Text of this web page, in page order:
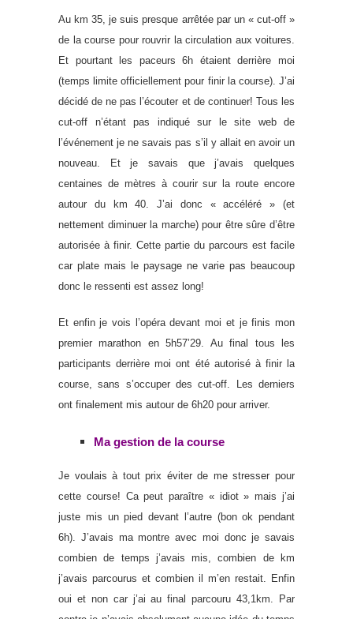
Au km 35, je suis presque arrêtée par un « cut-off »
de la course pour rouvrir la circulation aux voitures.
Et pourtant les paceurs 6h étaient derrière moi
(temps limite officiellement pour finir la course). J’ai
décidé de ne pas l’écouter et de continuer! Tous les
cut-off n’étant pas indiqué sur le site web de
l’événement je ne savais pas s’il y allait en avoir un
nouveau. Et je savais que j’avais quelques
centaines de mètres à courir sur la route encore
autour du km 40. J’ai donc « accéléré » (et
nettement diminuer la marche) pour être sûre d’être
autorisée à finir. Cette partie du parcours est facile
car plate mais le paysage ne varie pas beaucoup
donc le ressenti est assez long!
Et enfin je vois l’opéra devant moi et je finis mon
premier marathon en 5h57’29. Au final tous les
participants derrière moi ont été autorisé à finir la
course, sans s’occuper des cut-off. Les derniers
ont finalement mis autour de 6h20 pour arriver.
Ma gestion de la course
Je voulais à tout prix éviter de me stresser pour
cette course! Ca peut paraître « idiot » mais j’ai
juste mis un pied devant l’autre (bon ok pendant
6h). J’avais ma montre avec moi donc je savais
combien de temps j’avais mis, combien de km
j’avais parcourus et combien il m’en restait. Enfin
oui et non car j’ai au final parcouru 43,1km. Par